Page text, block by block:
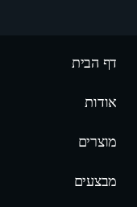
דף הבית
אודות
מוצרים
מבצעים